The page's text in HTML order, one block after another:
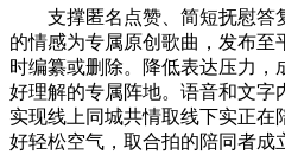
支撑匿名点赞、简短抚慰答
的情感为专属原创歌曲，发布
时编纂或删除。降低表达压力，
好理解的专属阵地。语音和文字
实现线上同城共情取线下实正
好轻松空气，取合拍的陪同者成